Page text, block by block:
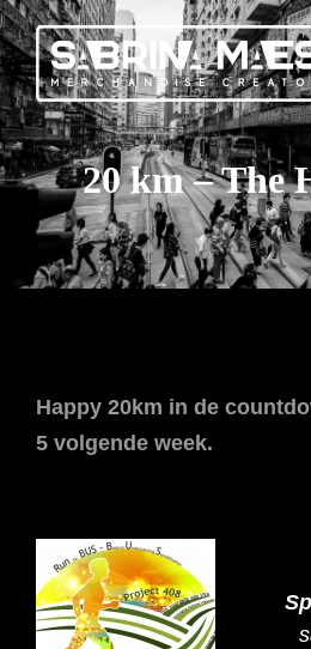
20 km – The
Happy 20km in de
5 volgende week.